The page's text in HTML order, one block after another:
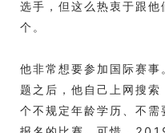
选手，但这么热衷于跟
个。
他非常想要参加国际赛
题之后，他自己上网搜索
个不规定年龄学历、不